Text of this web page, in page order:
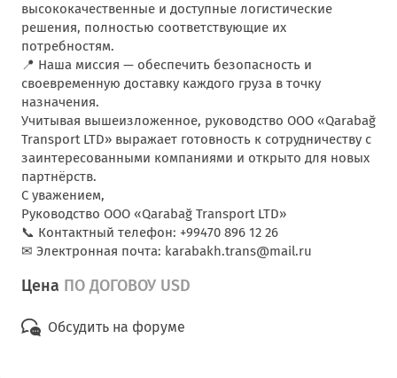
высококачественные и доступные логистические
решения, полностью соответствующие их
потребностям.
📍 Наша миссия — обеспечить безопасность и
своевременную доставку каждого груза в точку
назначения.
Учитывая вышеизложенное, руководство ООО «Qarabağ
Transport LTD» выражает готовность к сотрудничеству с
заинтересованными компаниями и открыто для новых
партнёрств.
С уважением,
Руководство ООО «Qarabağ Transport LTD»
📞 Контактный телефон: ‪+99470 896 12 26‬
✉ Электронная почта: karabakh.trans@mail.ru
Цена ПО ДОГОВОУ USD
Обсудить на форуме